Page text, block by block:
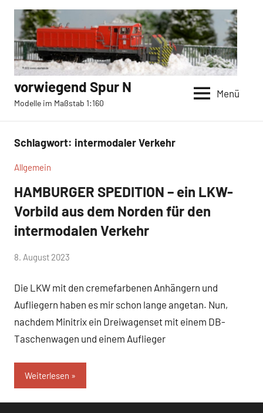
Zum
Inhalt
springen
vorwiegend Spur N
Modelle im Maßstab 1:160
Menü
Schlagwort: intermodaler Verkehr
Allgemein
HAMBURGER SPEDITION – ein LKW-
Vorbild aus dem Norden für den
intermodalen Verkehr
von
martens
8. August 2023
Die LKW mit den cremefarbenen Anhängern und
Aufliegern haben es mir schon lange angetan. Nun,
nachdem Minitrix ein Dreiwagenset mit einem DB-
Taschenwagen und einem Auflieger
Weiterlesen